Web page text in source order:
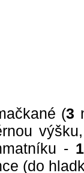
(3
- 1
(do